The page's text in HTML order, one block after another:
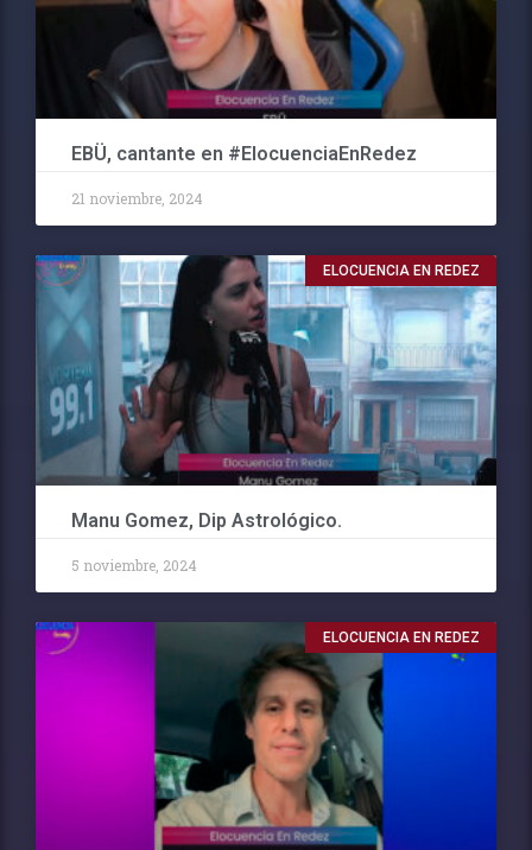
EBÜ, cantante en #ElocuenciaEnRedez
21 noviembre, 2024
ELOCUENCIA EN REDEZ
Manu Gomez, Dip Astrológico.
5 noviembre, 2024
ELOCUENCIA EN REDEZ